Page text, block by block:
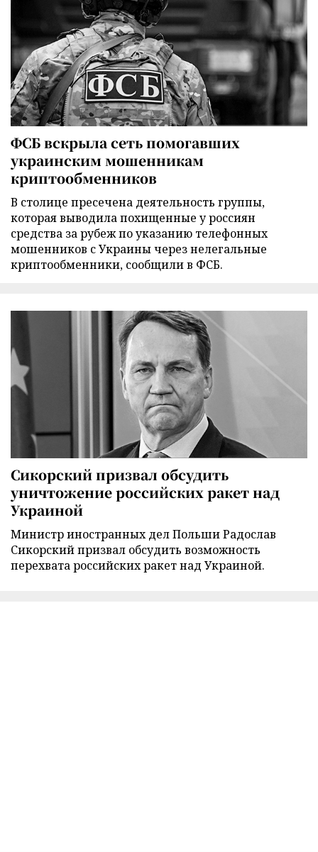
ФСБ вскрыла сеть помогавших
украинским мошенникам
криптообменников
В столице пресечена деятельность группы,
которая выводила похищенные у россиян
средства за рубеж по указанию телефонных
мошенников с Украины через нелегальные
криптообменники, сообщили в ФСБ.
Сикорский призвал обсудить
уничтожение российских ракет над
Украиной
Министр иностранных дел Польши Радослав
Сикорский призвал обсудить возможность
перехвата российских ракет над Украиной.